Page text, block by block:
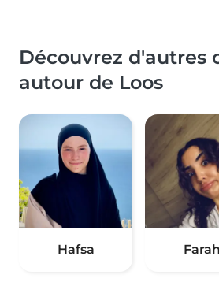
Découvrez d'autres
autour de Loos
Hafsa Farah